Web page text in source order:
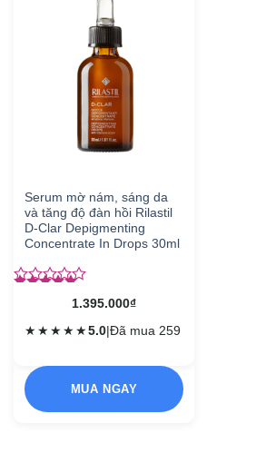
Serum mờ nám, sáng da
và tăng độ đàn hồi Rilastil
D-Clar Depigmenting
Concentrate In Drops 30ml
sao
1.395.000₫
★★★★★5.0|Đã mua 259
MUA NGAY